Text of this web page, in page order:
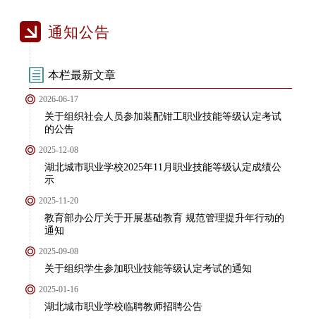
通知公告
本栏最新文章
2026-06-17
关于组织社会人员参加装配钳工职业技能等级认定考试
的公告
2025-12-08
湖北城市职业学校2025年11月职业技能等级认定成绩公
示
2025-11-20
教育部办公厅关于开展基础教育 规范管理提升年行动的
通知
2025-09-08
关于组织学生参加职业技能等级认定考试的通知
2025-01-16
湖北城市职业学校临聘教师招聘公告